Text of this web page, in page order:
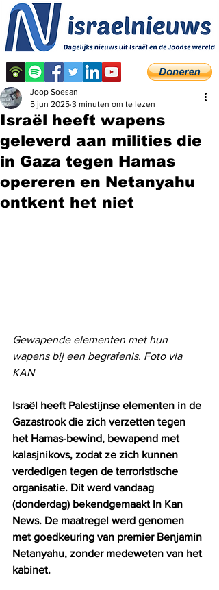
Israël heeft wapens
geleverd aan milities die
in Gaza tegen Hamas
opereren en Netanyahu
ontkent het niet
Joop Soesan
5 jun 2025 3 minuten om te lezen
Gewapende elementen met hun
wapens bij een begrafenis. Foto via
KAN
Israël heeft Palestijnse elementen in de
Gazastrook die zich verzetten tegen
het Hamas-bewind, bewapend met
kalasjnikovs, zodat ze zich kunnen
verdedigen tegen de terroristische
organisatie. Dit werd vandaag
(donderdag) bekendgemaakt in Kan
News. De maatregel werd genomen
met goedkeuring van premier Benjamin
Netanyahu, zonder medeweten van het
kabinet.